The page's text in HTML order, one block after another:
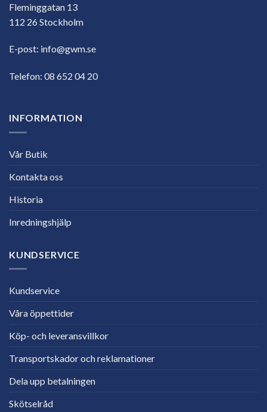
Fleminggatan 13
112 26 Stockholm
E-post: info@gwm.se
Telefon: 08 652 04 20
INFORMATION
Vår Butik
Kontakta oss
Historia
Inredningshjälp
KUNDSERVICE
Kundservice
Våra öppettider
Köp- och leveransvillkor
Transportskador och reklamationer
Dela upp betalningen
Skötselråd